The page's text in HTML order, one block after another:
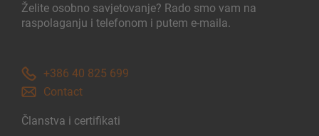
Želite osobno savjetovanje? Rado smo vam na
raspolaganju i telefonom i putem e-maila.
+386 40 825 699
Contact
Članstva i certifikati